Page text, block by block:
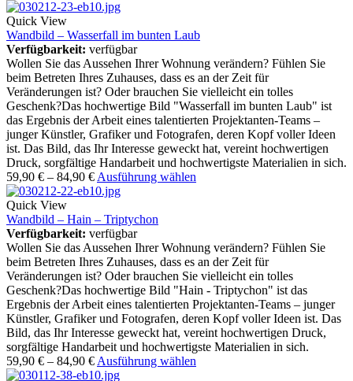
Quick View
Wandbild – Wasserfall im bunten Laub
Verfügbarkeit: verfügbar
Wollen Sie das Aussehen Ihrer Wohnung verändern? Fühlen Sie
beim Betreten Ihres Zuhauses, dass es an der Zeit für
Veränderungen ist? Oder brauchen Sie vielleicht ein tolles
Geschenk?Das hochwertige Bild "Wasserfall im bunten Laub" ist
das Ergebnis der Arbeit eines talentierten Projektanten-Teams –
junger Künstler, Grafiker und Fotografen, deren Kopf voller Ideen
ist. Das Bild, das Ihr Interesse geweckt hat, vereint hochwertigen
Druck, sorgfältige Handarbeit und hochwertigste Materialien in sich.
59,90 € – 84,90 € Ausführung wählen
Quick View
Wandbild – Hain – Triptychon
Verfügbarkeit: verfügbar
Wollen Sie das Aussehen Ihrer Wohnung verändern? Fühlen Sie
beim Betreten Ihres Zuhauses, dass es an der Zeit für
Veränderungen ist? Oder brauchen Sie vielleicht ein tolles
Geschenk?Das hochwertige Bild "Hain - Triptychon" ist das
Ergebnis der Arbeit eines talentierten Projektanten-Teams – junger
Künstler, Grafiker und Fotografen, deren Kopf voller Ideen ist. Das
Bild, das Ihr Interesse geweckt hat, vereint hochwertigen Druck,
sorgfältige Handarbeit und hochwertigste Materialien in sich.
59,90 € – 84,90 € Ausführung wählen